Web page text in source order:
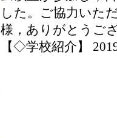
した。ご協力いた
様，ありがとうご
【◇学校紹介】